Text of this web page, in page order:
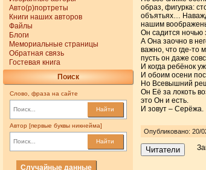
Авто(р)портреты
Книги наших авторов
Файлы
Блоги
Мемориальные страницы
Обратная связь
Гостевая книга
Поиск
Слово, фраза на сайте
Найти
Автор [первые буквы никнейма]
Найти
Случайные данные
образ, фигурка:
объятьях…
нашим
Он садится ночью
А Она заочно в
важно, что где-то
пусть он даже
И когда ребёнок
И обоим осени
Но Всевышний
Он Её за локоть
это Он и есть.
И зовут – Серёжа.
Опубликовано: 20/
Читатели